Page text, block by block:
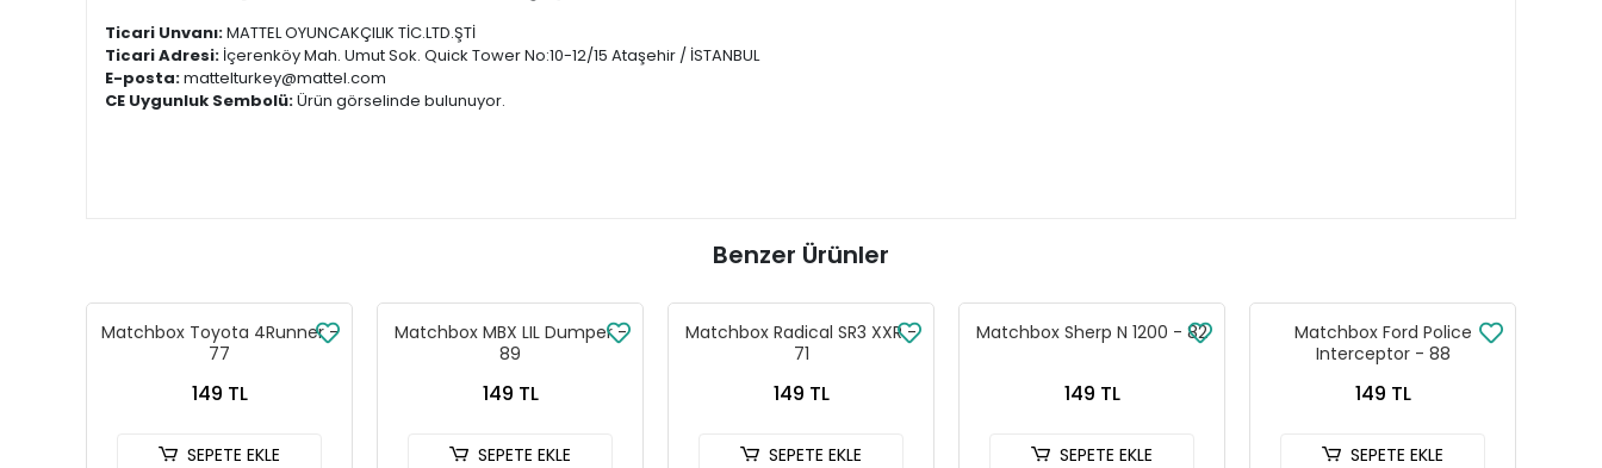
Ticari Unvanı:MATTEL OYUNCAKÇILIK TİC.LTD.ŞTİ
Ticari Adresi: İçerenköy Mah. Umut Sok. Quick Tower No:10-12/15 Ataşehir / İSTANBUL
E-posta:mattelturkey@mattel.com
CE Uygunluk Sembolü:Ürün görselinde bulunuyor.
Benzer Ürünler
Matchbox Toyota 4Runner -
77
149 TL
SEPETE EKLE
Matchbox MBX LIL Dumper -
89
149 TL
SEPETE EKLE
Matchbox Radical SR3 XXR -
71
149 TL
SEPETE EKLE
Matchbox Sherp N 1200 - 82
149 TL
SEPETE EKLE
Matchbox Ford Police
Interceptor - 88
149 TL
SEPETE EKLE